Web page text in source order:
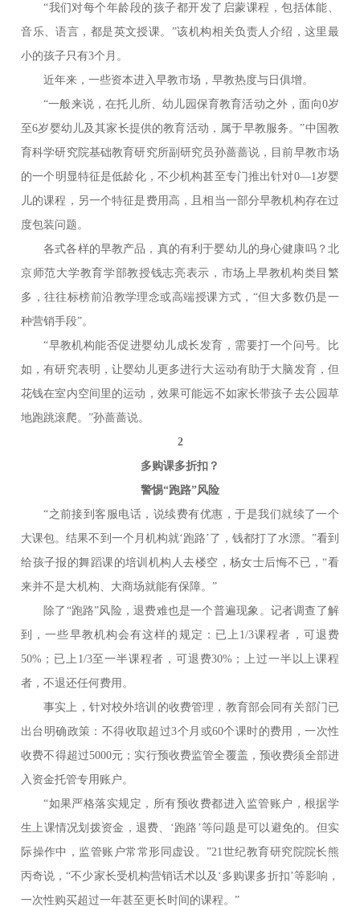
“我们对每个年龄段的孩子都开发了启蒙课程，包括体能、
音乐、语言，都是英文授课。”该机构相关负责人介绍，这里最
小的孩子只有3个月。
近年来，一些资本进入早教市场，早教热度与日俱增。
“一般来说，在托儿所、幼儿园保育教育活动之外，面向0岁
至6岁婴幼儿及其家长提供的教育活动，属于早教服务。”中国教
育科学研究院基础教育研究所副研究员孙蔷蔷说，目前早教市场
的一个明显特征是低龄化，不少机构甚至专门推出针对0—1岁婴
儿的课程，另一个特征是费用高，且相当一部分早教机构存在过
度包装问题。
各式各样的早教产品，真的有利于婴幼儿的身心健康吗？北
京师范大学教育学部教授钱志亮表示，市场上早教机构类目繁
多，往往标榜前沿教学理念或高端授课方式，“但大多数仍是一
种营销手段”。
“早教机构能否促进婴幼儿成长发育，需要打一个问号。比
如，有研究表明，让婴幼儿更多进行大运动有助于大脑发育，但
花钱在室内空间里的运动，效果可能远不如家长带孩子去公园草
地跑跳滚爬。”孙蔷蔷说。
2
多购课多折扣？
警惕“跑路”风险
“之前接到客服电话，说续费有优惠，于是我们就续了一个
大课包。结果不到一个月机构就‘跑路’了，钱都打了水漂。”看到
给孩子报的舞蹈课的培训机构人去楼空，杨女士后悔不已，“看
来并不是大机构、大商场就能有保障。”
除了“跑路”风险，退费难也是一个普遍现象。记者调查了解
到，一些早教机构会有这样的规定：已上1/3课程者，可退费
50%；已上1/3至一半课程者，可退费30%；上过一半以上课程
者，不退还任何费用。
事实上，针对校外培训的收费管理，教育部会同有关部门已
出台明确政策：不得收取超过3个月或60个课时的费用，一次性
收费不得超过5000元；实行预收费监管全覆盖，预收费须全部进
入资金托管专用账户。
“如果严格落实规定，所有预收费都进入监管账户，根据学
生上课情况划拨资金，退费、‘跑路’等问题是可以避免的。但实
际操作中，监管账户常常形同虚设。”21世纪教育研究院院长熊
丙奇说，“不少家长受机构营销话术以及‘多购课多折扣’等影响，
一次性购买超过一年甚至更长时间的课程。”